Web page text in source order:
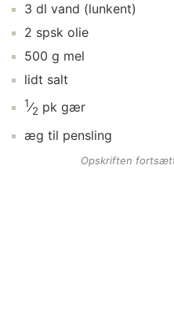
3 dl vand (lunkent)
2 spsk olie
500 g mel
lidt salt
1⁄2 pk gær
æg til pensling
Opskriften